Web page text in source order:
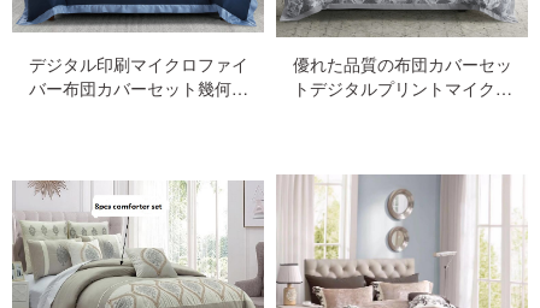
デジタル印刷マイクロファイ
バー布団カバーセット幾何学
優れた品質の布団カバーセッ
トデジタルプリントマイクロ